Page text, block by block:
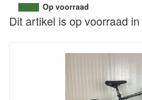
Op voorraad
Dit artikel is op voorraad